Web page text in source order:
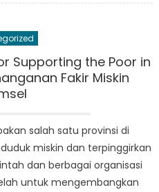
Supporting the Poor in
Fakir Miskin
salah satu provinsi di
miskin dan terpinggirkan
dan berbagai organisasi
untuk mengembangkan